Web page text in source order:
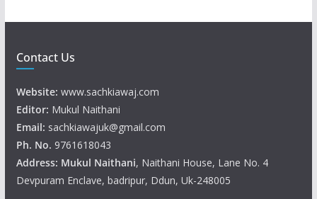
Contact Us
Website: www.sachkiawaj.com
Editor: Mukul Naithani
Email: sachkiawajuk@gmail.com
Ph. No. 9761618043
Address: Mukul Naithani, Naithani House, Lane No. 4
Devpuram Enclave, badripur, Ddun, Uk-248005